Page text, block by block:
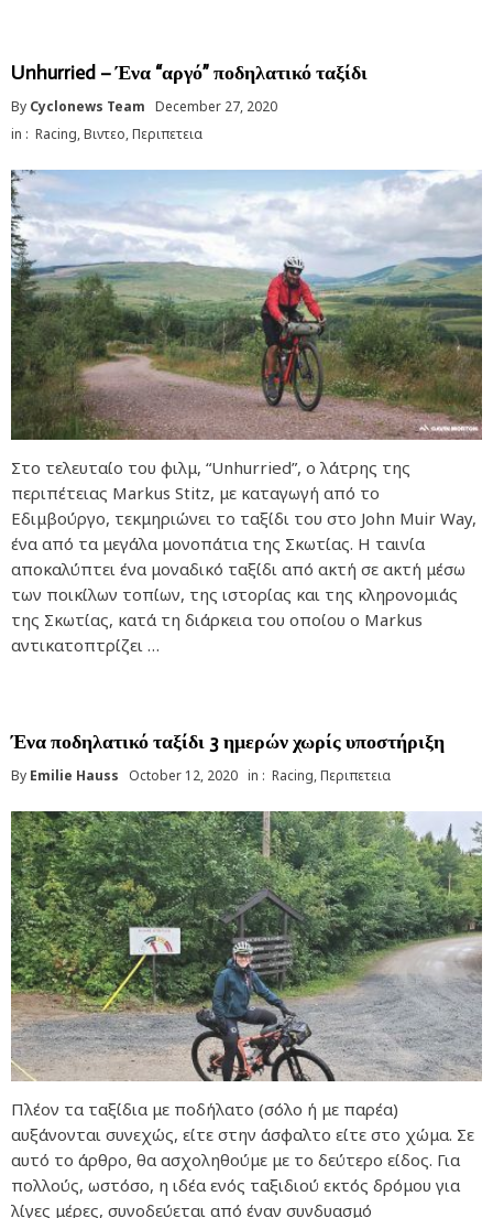
Unhurried – Ένα “αργό” ποδηλατικό ταξίδι
By Cyclonews Team December 27, 2020
in : Racing,Βιντεο,Περιπετεια
Στο τελευταίο του φιλμ, “Unhurried”, ο λάτρης της
περιπέτειας Markus Stitz, με καταγωγή από το
Εδιμβούργο, τεκμηριώνει το ταξίδι του στο John Muir Way,
ένα από τα μεγάλα μονοπάτια της Σκωτίας. Η ταινία
αποκαλύπτει ένα μοναδικό ταξίδι από ακτή σε ακτή μέσω
των ποικίλων τοπίων, της ιστορίας και της κληρονομιάς
της Σκωτίας, κατά τη διάρκεια του οποίου ο Markus
αντικατοπτρίζει …
Ένα ποδηλατικό ταξίδι 3 ημερών χωρίς υποστήριξη
By Emilie Hauss October 12, 2020 in : Racing,Περιπετεια
Πλέον τα ταξίδια με ποδήλατο (σόλο ή με παρέα)
αυξάνονται συνεχώς, είτε στην άσφαλτο είτε στο χώμα. Σε
αυτό το άρθρο, θα ασχοληθούμε με το δεύτερο είδος. Για
πολλούς, ωστόσο, η ιδέα ενός ταξιδιού εκτός δρόμου για
λίγες μέρες, συνοδεύεται από έναν συνδυασμό